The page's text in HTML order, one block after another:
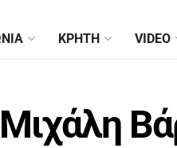
ΚΡΉΤΗ VIDEO